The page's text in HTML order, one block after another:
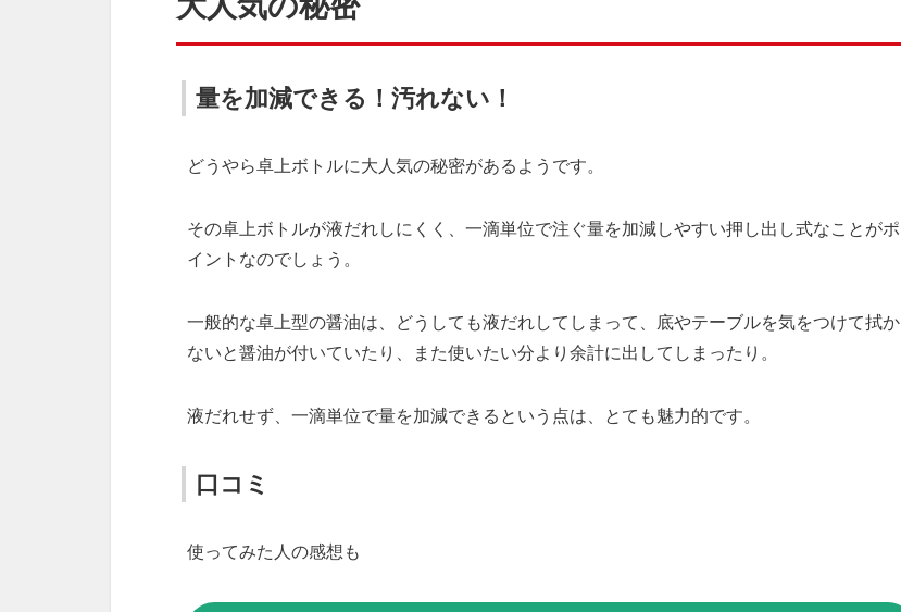
量を加減できる！汚れない！
どうやら卓上ボトルに大人気の秘密があるようです。
その卓上ボトルが液だれしにくく、一滴単位で注ぐ量を加減しやすい押し出し式なことがポ
イントなのでしょう。
一般的な卓上型の醤油は、どうしても液だれしてしまって、底やテーブルを気をつけて拭か
ないと醤油が付いていたり、また使いたい分より余計に出してしまったり。
液だれせず、一滴単位で量を加減できるという点は、とても魅力的です。
口コミ
使ってみた人の感想も